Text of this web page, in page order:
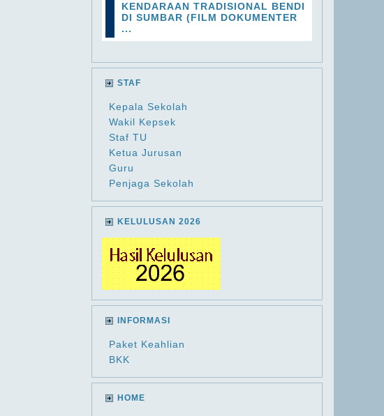
KENDARAAN TRADISIONAL BENDI
DI SUMBAR (FILM DOKUMENTER
...
STAF
Kepala Sekolah
Wakil Kepsek
Staf TU
Ketua Jurusan
Guru
Penjaga Sekolah
KELULUSAN 2026
INFORMASI
Paket Keahlian
BKK
HOME